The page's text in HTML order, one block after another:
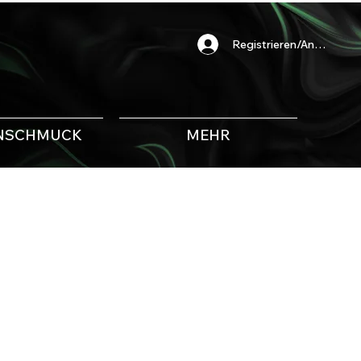
MEHR
Registrieren/Anmelden